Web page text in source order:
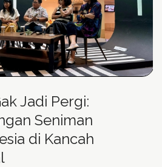
Jadi Pergi:
Seniman
di Kancah